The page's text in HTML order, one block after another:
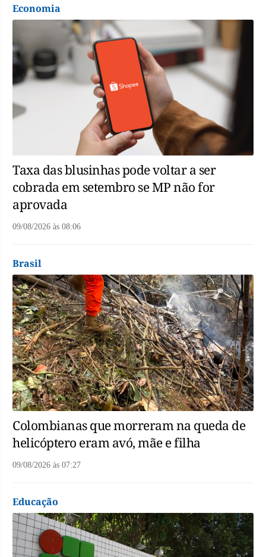
Economia
Taxa das blusinhas pode voltar a ser
cobrada em setembro se MP não for
aprovada
09/08/2026 às 08:06
Brasil
Colombianas que morreram na queda de
helicóptero eram avó, mãe e filha
09/08/2026 às 07:27
Educação